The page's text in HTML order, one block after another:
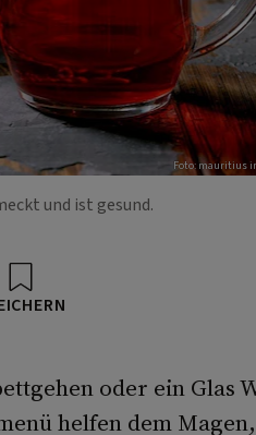
Foto: mauritius
und ist gesund.
oder ein Glas
helfen dem